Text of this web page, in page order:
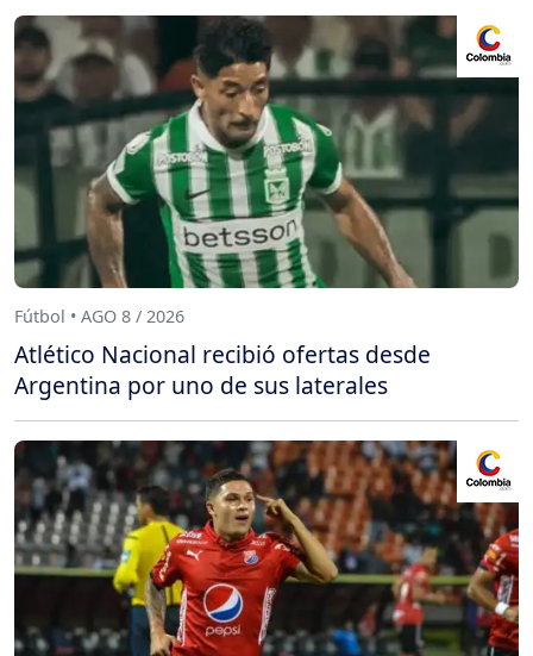
Fútbol • AGO 8 / 2026
Atlético Nacional recibió ofertas desde
Argentina por uno de sus laterales